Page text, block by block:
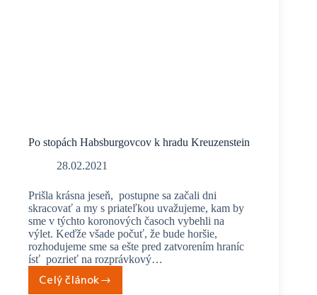
Po stopách Habsburgovcov k hradu Kreuzenstein
28.02.2021
Prišla krásna jeseň, postupne sa začali dni
skracovať a my s priateľkou uvažujeme, kam by
sme v týchto koronových časoch vybehli na
výlet. Keďže všade počuť, že bude horšie,
rozhodujeme sme sa ešte pred zatvorením hraníc
ísť pozrieť na rozprávkový…
Celý článok
Po